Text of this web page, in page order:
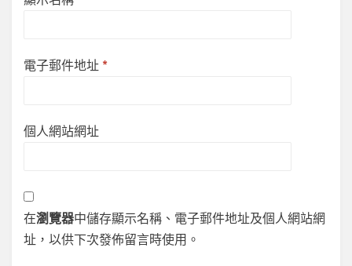
電子郵件地址 *
個人網站網址
在瀏覽器中儲存顯示名稱、電子郵件地址及個人網站網
址，以供下次發佈留言時使用。